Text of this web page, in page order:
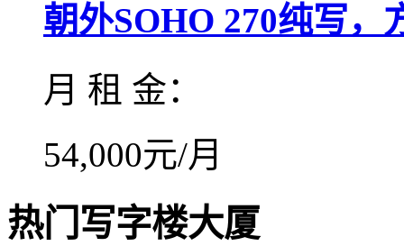
朝外SOHO 270纯写，
月 租 金：
54,000元/月
热门写字楼大厦